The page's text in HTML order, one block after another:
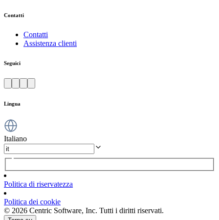
Contatti
Contatti
Assistenza clienti
Seguici
Lingua
Italiano
Politica di riservatezza
Politica dei cookie
© 2026 Centric Software, Inc. Tutti i diritti riservati.